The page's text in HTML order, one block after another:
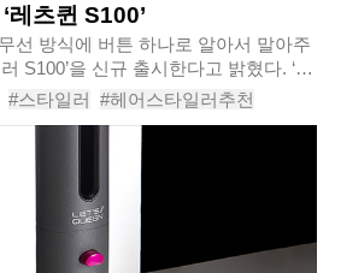
레츠퀸 S100’
선 방식에 버튼 하나로 알아서 말아주
S100’을 신규 출시한다고 밝혔다. ‘레
은 원하는 곳에 대고 버튼만 누르면
이 머리..
#스타일러 #헤어스타일러추천
브러쉬 #레츠퀸헤어스타일러S100